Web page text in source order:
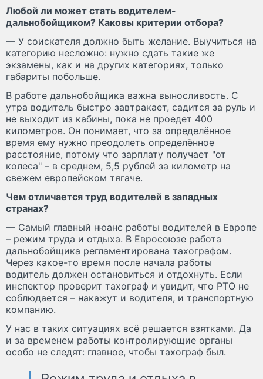
Любой ли может стать водителем-
дальнобойщиком? Каковы критерии отбора?
— У соискателя должно быть желание. Выучиться на
категорию несложно: нужно сдать такие же
экзамены, как и на других категориях, только
габариты побольше.
В работе дальнобойщика важна выносливость. С
утра водитель быстро завтракает, садится за руль и
не выходит из кабины, пока не проедет 400
километров. Он понимает, что за определённое
время ему нужно преодолеть определённое
расстояние, потому что зарплату получает "от
колеса" – в среднем, 5,5 рублей за километр на
свежем европейском тягаче.
Чем отличается труд водителей в западных
странах?
— Самый главный нюанс работы водителей в Европе
– режим труда и отдыха. В Евросоюзе работа
дальнобойщика регламентирована тахографом.
Через какое-то время после начала работы
водитель должен остановиться и отдохнуть. Если
инспектор проверит тахограф и увидит, что РТО не
соблюдается – накажут и водителя, и транспортную
компанию.
У нас в таких ситуациях всё решается взятками. Да
и за временем работы контролирующие органы
особо не следят: главное, чтобы тахограф был.